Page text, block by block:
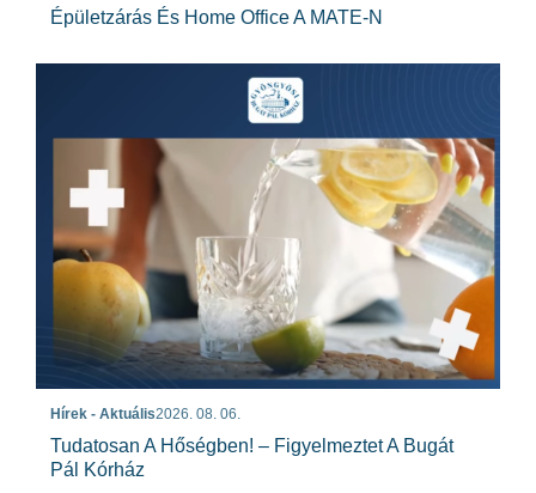
Épületzárás És Home Office A MATE-N
Hírek - Aktuális2026. 08. 06.
Tudatosan A Hőségben! – Figyelmeztet A Bugát
Pál Kórház